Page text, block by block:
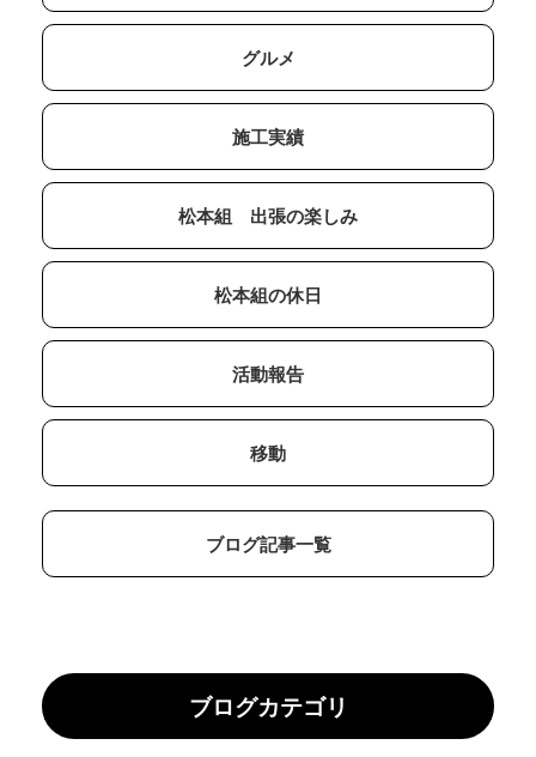
グルメ
施工実績
松本組 出張の楽しみ
松本組の休日
活動報告
移動
ブログ記事一覧
ブログカテゴリ